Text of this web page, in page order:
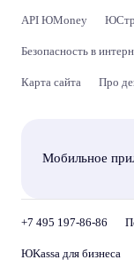
API ЮMoney
Безопасность в
Карта сайта Про
Мобильное
+7 495 197-86-86
ЮKassa для бизнеса